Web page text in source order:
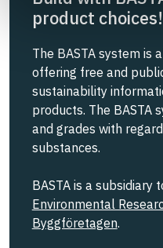
product choices!
The BASTA system is
offering free and
sustainability
products. The BASTA
and grades with
substances.
BASTA is a subsidiary
Environmental
Byggföretagen.